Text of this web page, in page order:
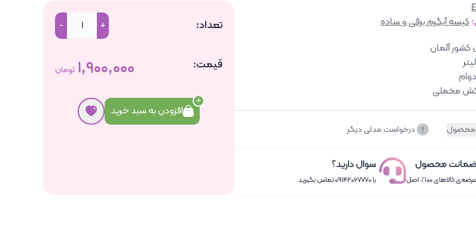
کیسه آبگرم برقی و ساده
آلمان
مخملی
محصول درخواست مدلی دیگر
ضمانت محصول
عرضه‌ی کالاهای ۱۰۰٪ اصل
سوال دارید؟
با ۰۹۱۴۲۰۶۷۷۷۰ تماس بگیرید
تعداد: +
-
قیمت: ۱٬۹۰۰٬۰۰۰ تومان
افزودن به سبد خرید